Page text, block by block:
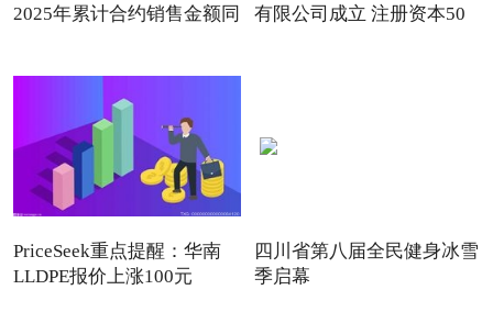
2025年累计合约销售金额同
有限公司成立 注册资本50
PriceSeek重点提醒：华南
LLDPE报价上涨100元
四川省第八届全民健身冰雪
季启幕